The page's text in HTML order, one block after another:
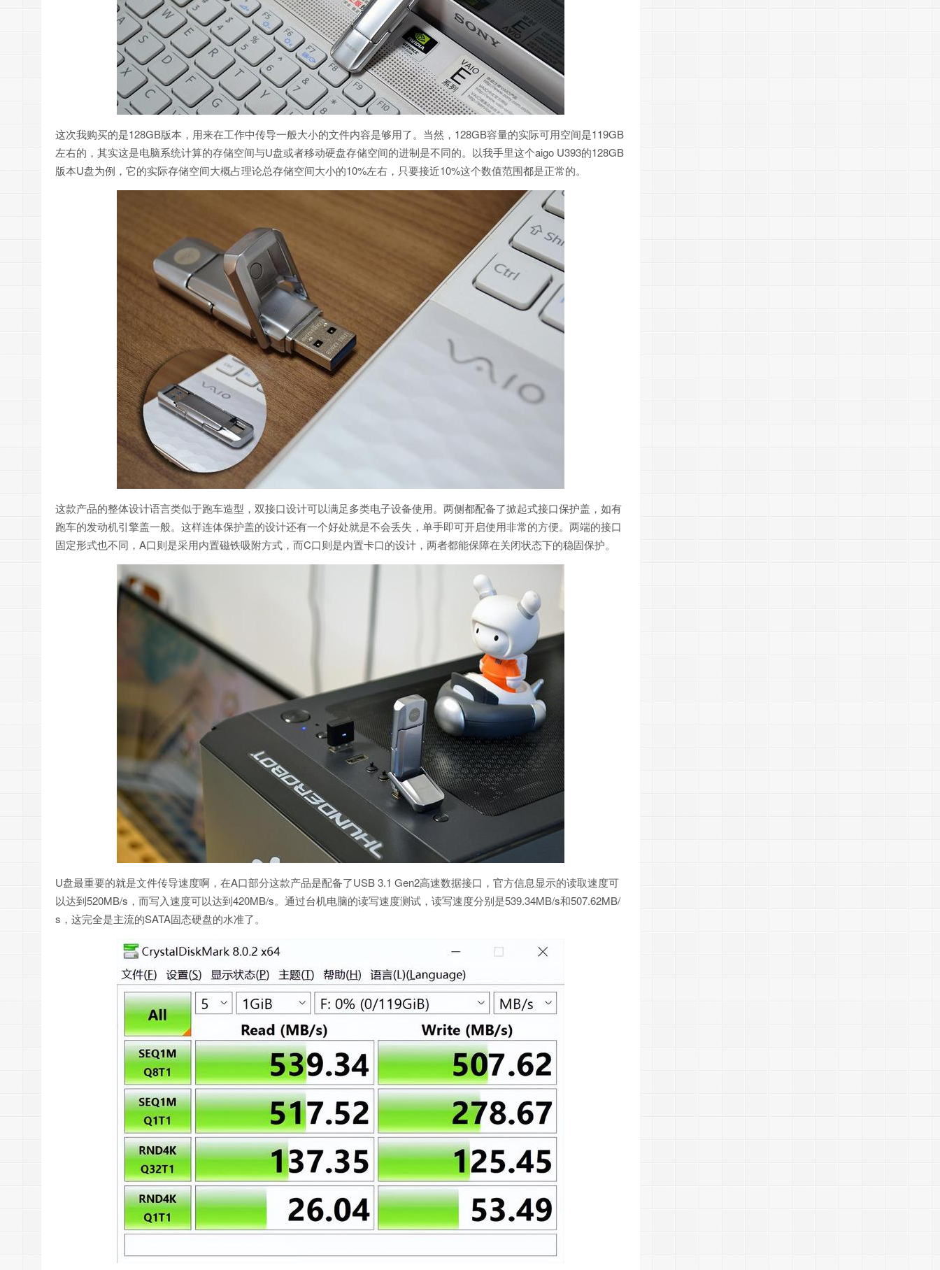
这次我购买的是128GB版本，用来在工作中传导一般大小的文件内容是够用了。当然，128GB容量的实际可用空间是119GB
左右的，其实这是电脑系统计算的存储空间与U盘或者移动硬盘存储空间的进制是不同的。以我手里这个aigo U393的128GB
版本U盘为例，它的实际存储空间大概占理论总存储空间大小的10%左右，只要接近10%这个数值范围都是正常的。
这款产品的整体设计语言类似于跑车造型，双接口设计可以满足多类电子设备使用。两侧都配备了掀起式接口保护盖，如有
跑车的发动机引擎盖一般。这样连体保护盖的设计还有一个好处就是不会丢失，单手即可开启使用非常的方便。两端的接口
固定形式也不同，A口则是采用内置磁铁吸附方式，而C口则是内置卡口的设计，两者都能保障在关闭状态下的稳固保护。
U盘最重要的就是文件传导速度啊，在A口部分这款产品是配备了USB 3.1 Gen2高速数据接口，官方信息显示的读取速度可
以达到520MB/s，而写入速度可以达到420MB/s。通过台机电脑的读写速度测试，读写速度分别是539.34MB/s和507.62MB/
s，这完全是主流的SATA固态硬盘的水准了。